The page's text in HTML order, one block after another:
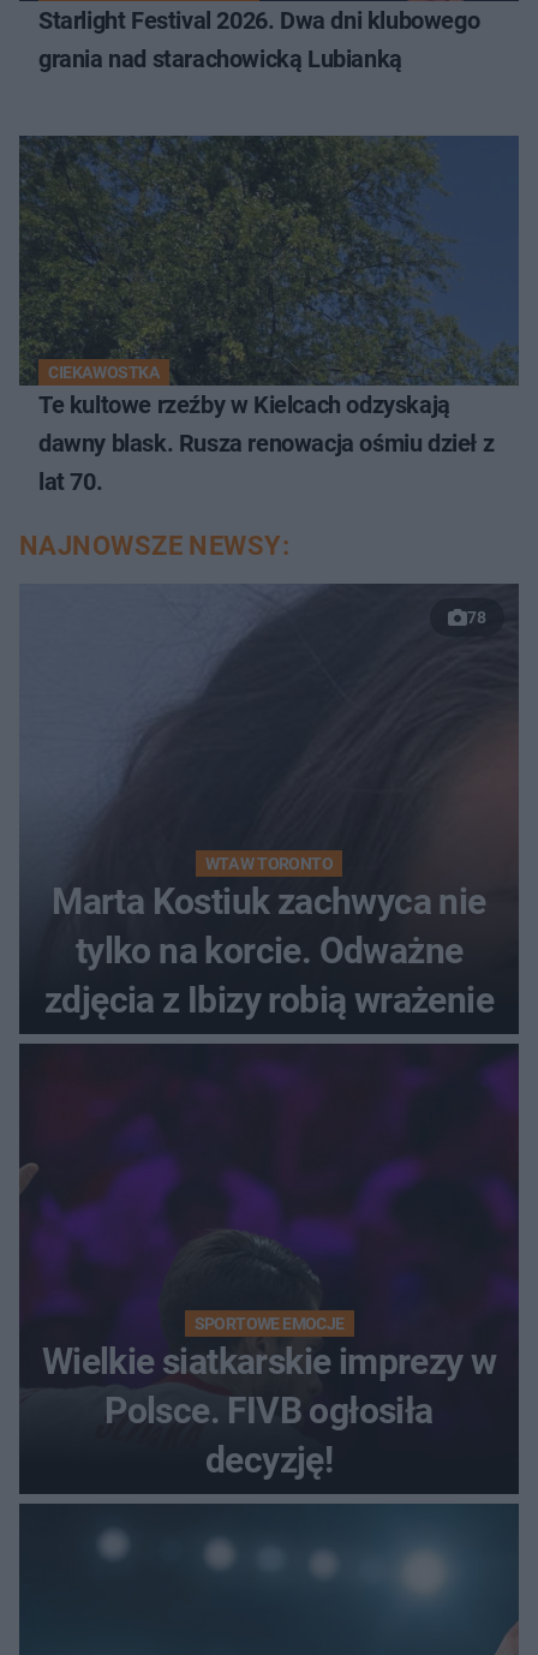
Starlight Festival 2026. Dwa dni klubowego
grania nad starachowicką Lubianką
CIEKAWOSTKA
Te kultowe rzeźby w Kielcach odzyskają
dawny blask. Rusza renowacja ośmiu dzieł z
lat 70.
NAJNOWSZE NEWSY:
78
WTA W TORONTO
Marta Kostiuk zachwyca nie
tylko na korcie. Odważne
zdjęcia z Ibizy robią wrażenie
SPORTOWE EMOCJE
Wielkie siatkarskie imprezy w
Polsce. FIVB ogłosiła
decyzję!